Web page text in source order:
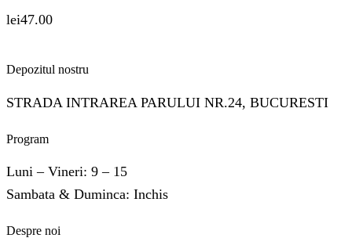
lei47.00
Depozitul nostru
STRADA INTRAREA PARULUI NR.24, BUCURESTI
Program
Luni – Vineri: 9 – 15
Sambata & Duminca: Inchis
Despre noi